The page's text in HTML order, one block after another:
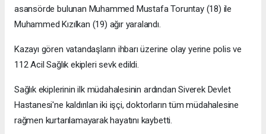
asansörde bulunan Muhammed Mustafa Toruntay (18) ile
Muhammed Kızılkan (19) ağır yaralandı.
Kazayı gören vatandaşların ihbarı üzerine olay yerine polis ve
112 Acil Sağlık ekipleri sevk edildi.
Sağlık ekiplerinin ilk müdahalesinin ardından Siverek Devlet
Hastanesi'ne kaldırılan iki işçi, doktorların tüm müdahalesine
rağmen kurtarılamayarak hayatını kaybetti.